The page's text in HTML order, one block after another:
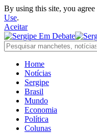
By using this site, you agree
Use.
Aceitar
Home
Notícias
Sergipe
Brasil
Mundo
Economia
Política
Colunas